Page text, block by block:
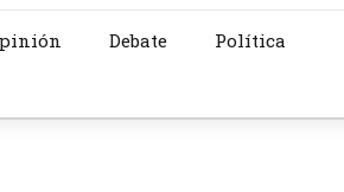
Debate Política